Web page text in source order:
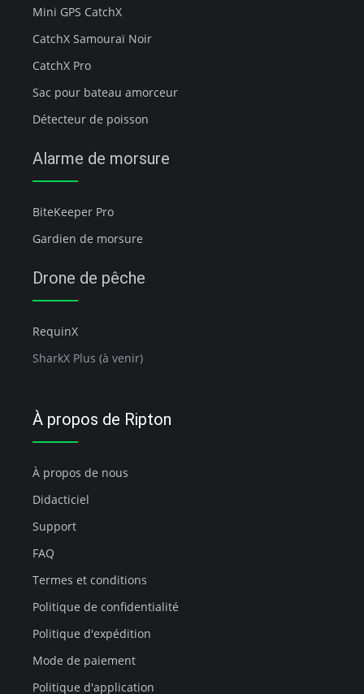
Mini GPS CatchX
CatchX Samouraï Noir
CatchX Pro
Sac pour bateau amorceur
Détecteur de poisson
Alarme de morsure
BiteKeeper Pro
Gardien de morsure
Drone de pêche
RequinX
SharkX Plus (à venir)
À propos de Ripton
À propos de nous
Didacticiel
Support
FAQ
Termes et conditions
Politique de confidentialité
Politique d'expédition
Mode de paiement
Politique d'application